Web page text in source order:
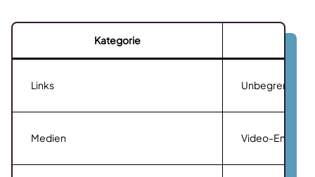
Kategorie
Links Unbegrenzt,
Medien Video-